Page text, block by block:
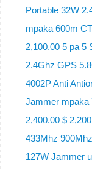
Portable 32W
mpaka 600m
2,100.00 5 pa 5
2.4Ghz GPS
4002P Anti
Jammer mpaka
2,400.00 $
433Mhz
127W Jammer